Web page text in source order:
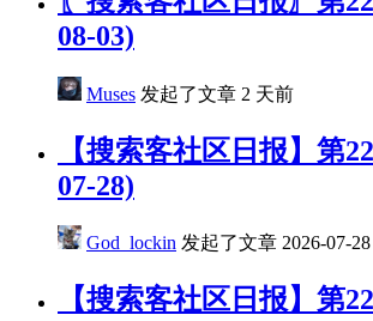
08-03)
Muses 发起了文章 2 天前
【搜索客社区日报】第
07-28)
God_lockin 发起了文章 2026-07-28
【搜索客社区日报】第